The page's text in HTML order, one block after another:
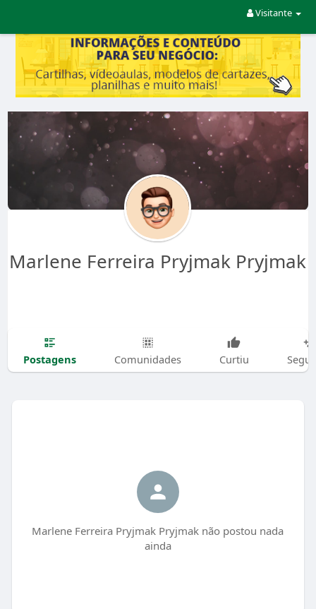
Visitante
Marlene Ferreira Pryjmak Pryjmak
Postagens Comunidades Curtiu
Marlene Ferreira Pryjmak Pryjmak não postou nada
ainda